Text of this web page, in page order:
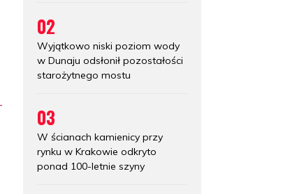
02
Wyjątkowo niski poziom wody
w Dunaju odsłonił pozostałości
starożytnego mostu
03
W ścianach kamienicy przy
rynku w Krakowie odkryto
ponad 100-letnie szyny